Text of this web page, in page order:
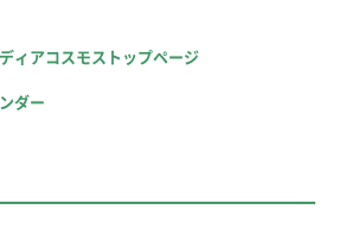
ィアコスモストップページ
ダー